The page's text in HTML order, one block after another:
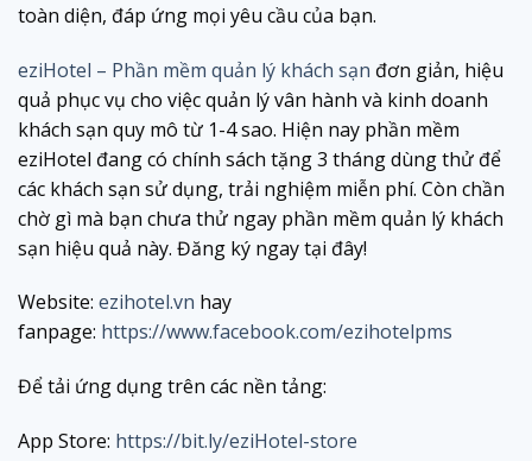
toàn diện, đáp ứng mọi yêu cầu của bạn.
eziHotel – Phần mềm quản lý khách sạn đơn giản, hiệu
quả phục vụ cho việc quản lý vân hành và kinh doanh
khách sạn quy mô từ 1-4 sao. Hiện nay phần mềm
eziHotel đang có chính sách tặng 3 tháng dùng thử để
các khách sạn sử dụng, trải nghiệm miễn phí. Còn chần
chờ gì mà bạn chưa thử ngay phần mềm quản lý khách
sạn hiệu quả này. Đăng ký ngay tại đây!
Website: ezihotel.vn hay
fanpage: https://www.facebook.com/ezihotelpms
Để tải ứng dụng trên các nền tảng:
App Store: https://bit.ly/eziHotel-store